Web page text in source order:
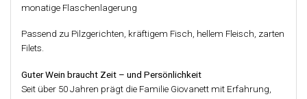
monatige Flaschenlagerung
Passend zu Pilzgerichten, kräftigem Fisch, hellem Fleisch, zarten
Filets.
Guter Wein braucht Zeit – und Persönlichkeit
Seit über 50 Jahren prägt die Familie Giovanett mit Erfahrung,